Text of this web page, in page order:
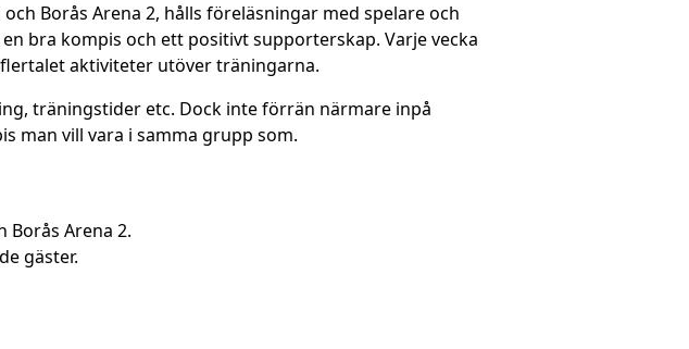
Borås Arena 2, hålls föreläsningar med spelare och
bra kompis och ett positivt supporterskap. Varje vecka
aktiviteter utöver träningarna.
träningstider etc. Dock inte förrän närmare inpå
man vill vara i samma grupp som.
Borås Arena 2.
gäster.